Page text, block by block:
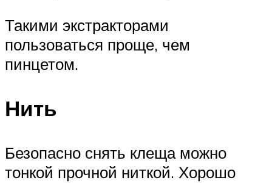
Такими экстракторами
пользоваться проще, чем
пинцетом.
Нить
Безопасно снять клеща можно
тонкой прочной ниткой. Хорошо